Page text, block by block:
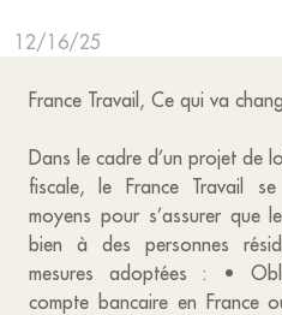
12/16/25
France Travail, Ce qui va
Dans le cadre d’un projet de
fiscale, le France Travail
moyens pour s’assurer que
bien à des personnes
mesures adoptées : •
compte bancaire en France